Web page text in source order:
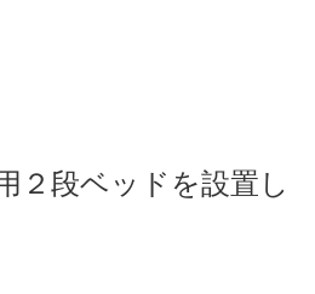
２段ベッドを設置し